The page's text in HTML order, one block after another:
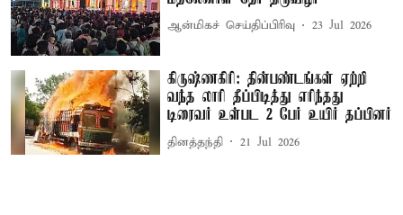
ஆன்மிகச் செய்திப்பிரிவு 23 Jul 2026
கிருஷ்ணகிரி: தின்பண்டங்கள் ஏற்றி
வந்த லாரி தீப்பிடித்து எரிந்தது
டிரைவர் உள்பட 2 பேர் உயிர் தப்பினர்
தினத்தந்தி 21 Jul 2026